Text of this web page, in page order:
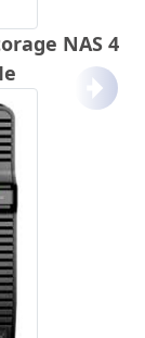
NAS 4